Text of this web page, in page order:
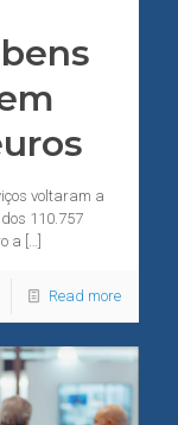
voltaram a
110.757
a […]
Read more